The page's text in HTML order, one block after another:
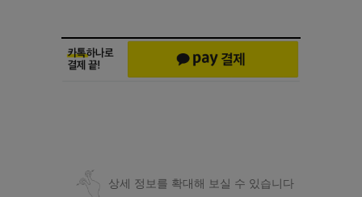
상세 정보를 확대해 보실 수 있습니다